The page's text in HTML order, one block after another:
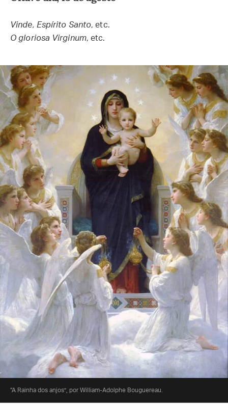
Vinde, Espírito Santo, etc.
O gloriosa Virginum, etc.
“A Rainha dos anjos”, por William-Adolphe Bouguereau.